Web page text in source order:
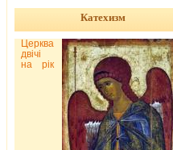
Катехизм
Церква
двічі
на рік